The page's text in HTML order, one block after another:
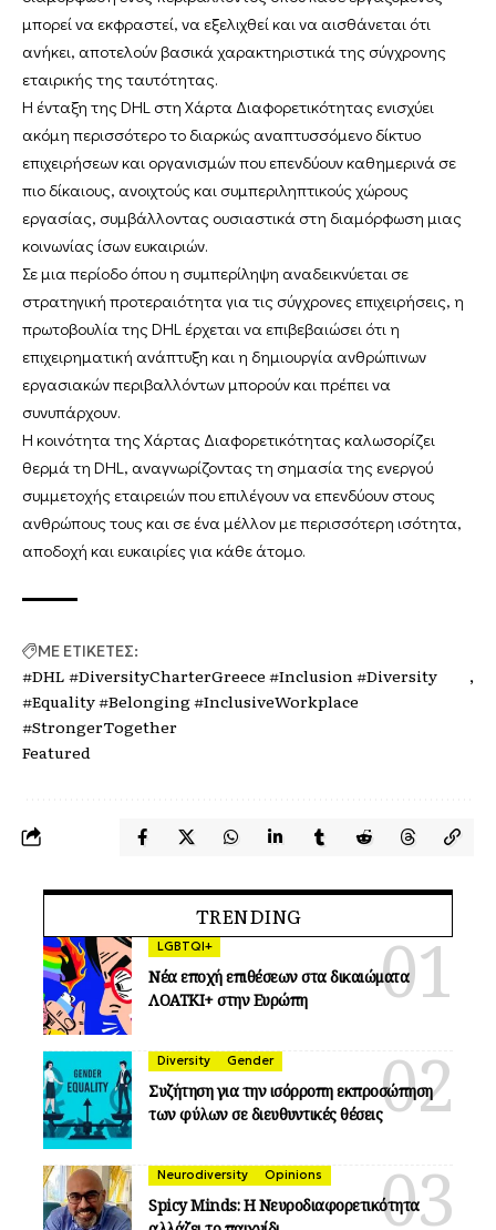
μπορεί να εκφραστεί, να εξελιχθεί και να αισθάνεται ότι
ανήκει, αποτελούν βασικά χαρακτηριστικά της σύγχρονης
εταιρικής της ταυτότητας.
Η ένταξη της DHL στη Χάρτα Διαφορετικότητας ενισχύει
ακόμη περισσότερο το διαρκώς αναπτυσσόμενο δίκτυο
επιχειρήσεων και οργανισμών που επενδύουν καθημερινά σε
πιο δίκαιους, ανοιχτούς και συμπεριληπτικούς χώρους
εργασίας, συμβάλλοντας ουσιαστικά στη διαμόρφωση μιας
κοινωνίας ίσων ευκαιριών.
Σε μια περίοδο όπου η συμπερίληψη αναδεικνύεται σε
στρατηγική προτεραιότητα για τις σύγχρονες επιχειρήσεις, η
πρωτοβουλία της DHL έρχεται να επιβεβαιώσει ότι η
επιχειρηματική ανάπτυξη και η δημιουργία ανθρώπινων
εργασιακών περιβαλλόντων μπορούν και πρέπει να
συνυπάρχουν.
Η κοινότητα της Χάρτας Διαφορετικότητας καλωσορίζει
θερμά τη DHL, αναγνωρίζοντας τη σημασία της ενεργού
συμμετοχής εταιρειών που επιλέγουν να επενδύουν στους
ανθρώπους τους και σε ένα μέλλον με περισσότερη ισότητα,
αποδοχή και ευκαιρίες για κάθε άτομο.
ΜΕ ΕΤΙΚΕΤΕΣ:
#DHL #DiversityCharterGreece #Inclusion #Diversity
#Equality #Belonging #InclusiveWorkplace
#StrongerTogether
Featured
TRENDING
LGBTQI+
Νέα εποχή επιθέσεων στα δικαιώματα
ΛΟΑΤΚΙ+ στην Ευρώπη
Diversity Gender
Συζήτηση για την ισόρροπη εκπροσώπηση
των φύλων σε διευθυντικές θέσεις
Neurodiversity Opinions
Spicy Minds: Η Νευροδιαφορετικότητα